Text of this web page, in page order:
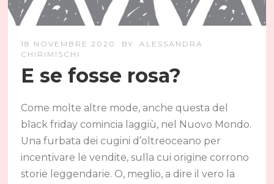
18 NOVEMBRE 2020 BY
ALESSANDRA
CHIRIMISCHI
E se fosse rosa?
Come molte altre mode, anche questa del
black friday comincia laggiù, nel Nuovo Mondo.
Una furbata dei cugini d’oltreoceano per
incentivare le vendite, sulla cui origine corrono
storie leggendarie. O, meglio, a dire il vero la